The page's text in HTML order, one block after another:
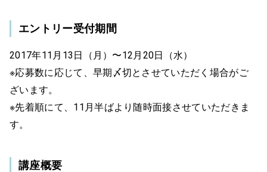
エントリー受付期間
2017年11月13日（月）〜12月20日（水）
※応募数に応じて、早期〆切とさせていただく場合がご
ざいます。
※先着順にて、11月半ばより随時面接させていただきま
す。
講座概要